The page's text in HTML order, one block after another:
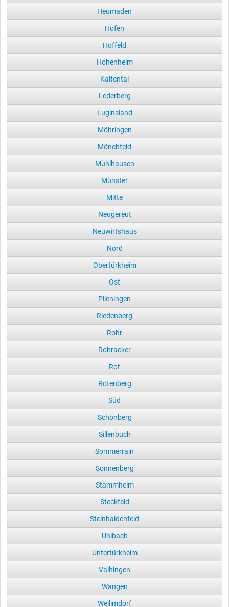
Heumaden
Hofen
Hoffeld
Hohenheim
Kaltental
Lederberg
Luginsland
Möhringen
Mönchfeld
Mühlhausen
Münster
Mitte
Neugereut
Neuwirtshaus
Nord
Obertürkheim
Ost
Plieningen
Riedenberg
Rohr
Rohracker
Rot
Rotenberg
Süd
Schönberg
Sillenbuch
Sommerrain
Sonnenberg
Stammheim
Steckfeld
Steinhaldenfeld
Uhlbach
Untertürkheim
Vaihingen
Wangen
Weilimdorf